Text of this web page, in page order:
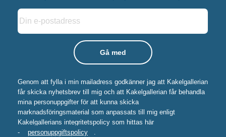
Genom att fylla i min mailadress godkänner jag att Kakelgallerian
får skicka nyhetsbrev till mig och att Kakelgallerian får behandla
mina personuppgifter för att kunna skicka
marknadsföringsmaterial som anpassats till mig enligt
Kakelgallerians integritetspolicy som hittas här
-
personuppgiftspolicy .